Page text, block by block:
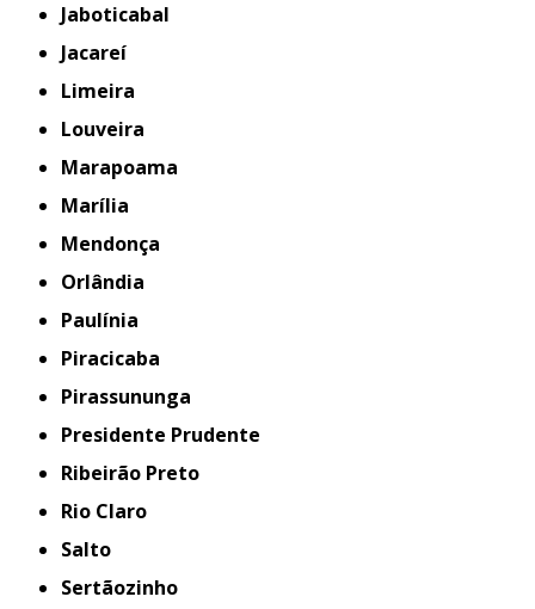
Jaboticabal
Jacareí
Limeira
Louveira
Marapoama
Marília
Mendonça
Orlândia
Paulínia
Piracicaba
Pirassununga
Presidente Prudente
Ribeirão Preto
Rio Claro
Salto
Sertãozinho